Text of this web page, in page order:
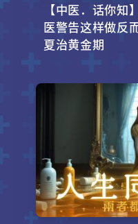
【中医．话你知
医警告这样做反
夏治黄金期